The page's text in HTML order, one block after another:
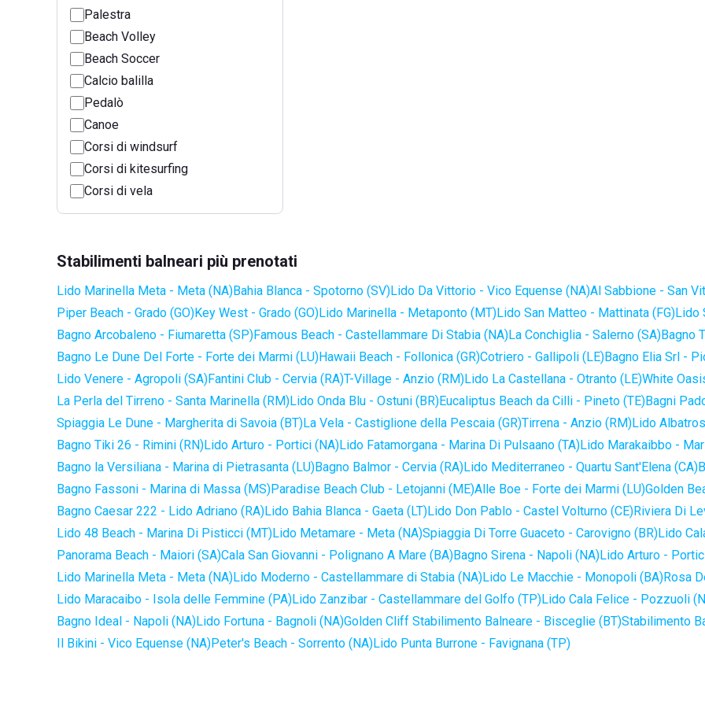
Palestra
Beach Volley
Beach Soccer
Calcio balilla
Pedalò
Canoe
Corsi di windsurf
Corsi di kitesurfing
Corsi di vela
Stabilimenti balneari più prenotati
Lido Marinella Meta - Meta (NA)Bahia Blanca - Spotorno (SV)Lido Da Vittorio - Vico Equense (NA)Al Sabbione - San
Piper Beach - Grado (GO)Key West - Grado (GO)Lido Marinella - Metaponto (MT)Lido San Matteo - Mattinata (FG)Lido
Bagno Arcobaleno - Fiumaretta (SP)Famous Beach - Castellammare Di Stabia (NA)La Conchiglia - Salerno (SA)Bagno
Bagno Le Dune Del Forte - Forte dei Marmi (LU)Hawaii Beach - Follonica (GR)Cotriero - Gallipoli (LE)Bagno Elia Srl -
Lido Venere - Agropoli (SA)Fantini Club - Cervia (RA)T-Village - Anzio (RM)Lido La Castellana - Otranto (LE)White
La Perla del Tirreno - Santa Marinella (RM)Lido Onda Blu - Ostuni (BR)Eucaliptus Beach da Cilli - Pineto (TE)Bagni
Spiaggia Le Dune - Margherita di Savoia (BT)La Vela - Castiglione della Pescaia (GR)Tirrena - Anzio (RM)Lido
Bagno Tiki 26 - Rimini (RN)Lido Arturo - Portici (NA)Lido Fatamorgana - Marina Di Pulsaano (TA)Lido Marakaibbo -
Bagno la Versiliana - Marina di Pietrasanta (LU)Bagno Balmor - Cervia (RA)Lido Mediterraneo - Quartu Sant'Elena (CA)
Bagno Fassoni - Marina di Massa (MS)Paradise Beach Club - Letojanni (ME)Alle Boe - Forte dei Marmi (LU)Golden
Bagno Caesar 222 - Lido Adriano (RA)Lido Bahia Blanca - Gaeta (LT)Lido Don Pablo - Castel Volturno (CE)Riviera Di
Lido 48 Beach - Marina Di Pisticci (MT)Lido Metamare - Meta (NA)Spiaggia Di Torre Guaceto - Carovigno (BR)Lido
Panorama Beach - Maiori (SA)Cala San Giovanni - Polignano A Mare (BA)Bagno Sirena - Napoli (NA)Lido Arturo -
Lido Marinella Meta - Meta (NA)Lido Moderno - Castellammare di Stabia (NA)Lido Le Macchie - Monopoli (BA)Rosa
Lido Maracaibo - Isola delle Femmine (PA)Lido Zanzibar - Castellammare del Golfo (TP)Lido Cala Felice - Pozzuoli
Bagno Ideal - Napoli (NA)Lido Fortuna - Bagnoli (NA)Golden Cliff Stabilimento Balneare - Bisceglie (BT)Stabilimento
Il Bikini - Vico Equense (NA)Peter's Beach - Sorrento (NA)Lido Punta Burrone - Favignana (TP)